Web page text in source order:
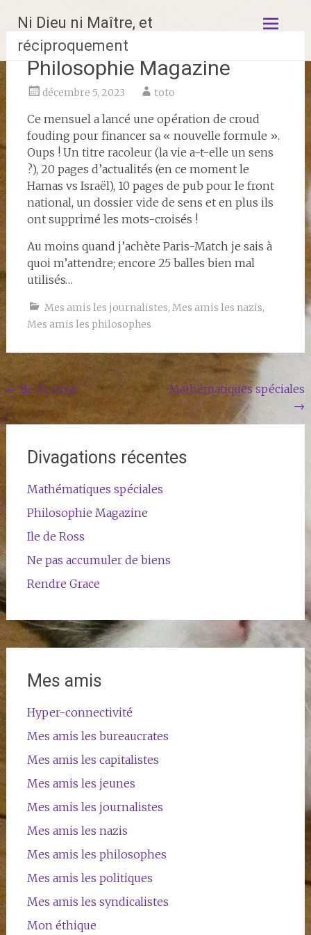
contenu
principal
Ni Dieu ni Maître, et
réciproquement
Philosophie Magazine
décembre 5, 2023 toto
Ce mensuel a lancé une opération de croud
fouding pour financer sa « nouvelle formule ».
Oups ! Un titre racoleur (la vie a-t-elle un sens
?), 20 pages d’actualités (en ce moment le
Hamas vs Israël), 10 pages de pub pour le front
national, un dossier vide de sens et en plus ils
ont supprimé les mots-croisés !
Au moins quand j’achète Paris-Match je sais à
quoi m’attendre; encore 25 balles bien mal
utilisés…
Mes amis les journalistes, Mes amis les nazis,
Mes amis les philosophes
Navigation
de
l'article
←Ile de Ross
Mathématiques spéciales
→
Divagations récentes
Mathématiques spéciales
Philosophie Magazine
Ile de Ross
Ne pas accumuler de biens
Rendre Grace
Mes amis
Hyper-connectivité
Mes amis les bureaucrates
Mes amis les capitalistes
Mes amis les jeunes
Mes amis les journalistes
Mes amis les nazis
Mes amis les philosophes
Mes amis les politiques
Mes amis les syndicalistes
Mon éthique